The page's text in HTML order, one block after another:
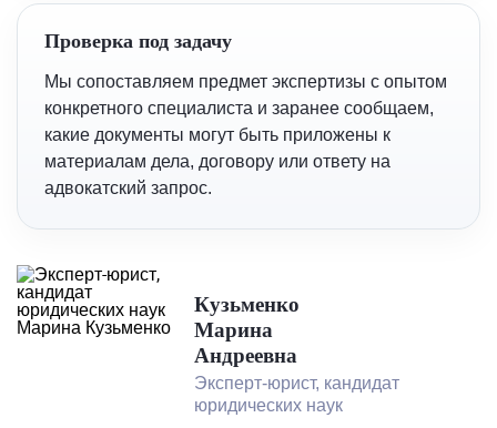
Проверка под задачу
Мы сопоставляем предмет экспертизы с опытом
конкретного специалиста и заранее сообщаем,
какие документы могут быть приложены к
материалам дела, договору или ответу на
адвокатский запрос.
Кузьменко
Марина
Андреевна
Эксперт-юрист, кандидат
юридических наук